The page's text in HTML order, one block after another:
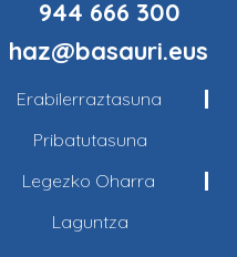
944 666 300
haz@basauri.eus
Erabilerraztasuna
Pribatutasuna
Legezko Oharra
Laguntza